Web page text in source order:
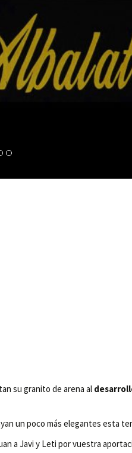
su granito de arena al
un poco más elegantes esta
a Javi y Leti por vuestra